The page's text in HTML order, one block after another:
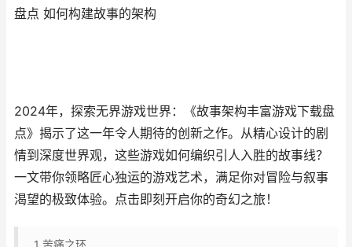
盘点 如何构建故事的架构
2024年，探索无界游戏世界：《故事架构丰富游戏下载盘
点》揭示了这一年令人期待的创新之作。从精心设计的剧
情到深度世界观，这些游戏如何编织引人入胜的故事线？
一文带你领略匠心独运的游戏艺术，满足你对冒险与叙事
渴望的极致体验。点击即刻开启你的奇幻之旅！
1 苦痛之环